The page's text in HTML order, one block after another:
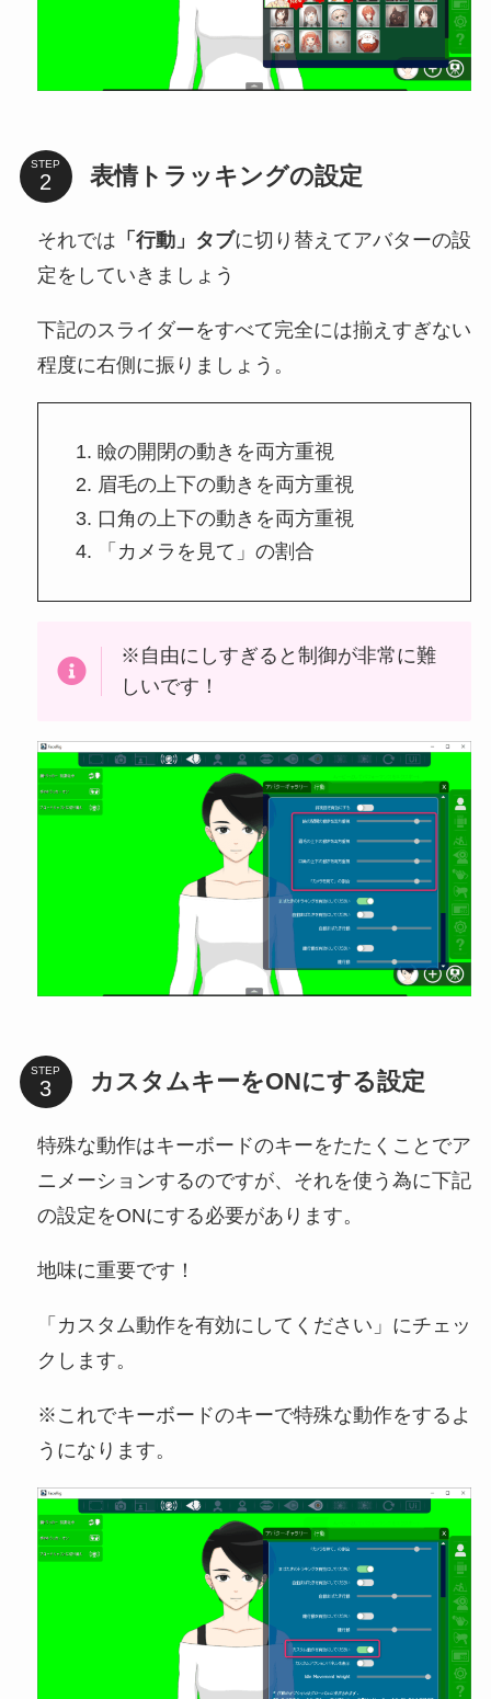
STEP 表情トラッキングの設定
それでは 「行動」タブに切り替えてアバターの設
定をしていきましょう
下記のスライダーをすべて完全には揃えすぎない
程度に右側に振りましょう。
瞼の開閉の動きを両方重視
眉毛の上下の動きを両方重視
口角の上下の動きを両方重視
「カメラを見て」の割合
※自由にしすぎると制御が非常に難
しいです！
STEP カスタムキーをONにする設定
特殊な動作はキーボードのキーをたたくことでア
ニメーションするのですが、それを使う為に下記
の設定をONにする必要があります。
地味に重要です！
「カスタム動作を有効にしてください」にチェッ
クします。
※これでキーボードのキーで特殊な動作をするよ
うになります。